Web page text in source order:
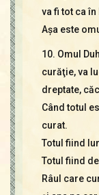
va fi tot ca
Aşa este
10. Omul
curăţie, va
dreptate,
Când totul
curat.
Totul fiind
Totul fiind
Râul care